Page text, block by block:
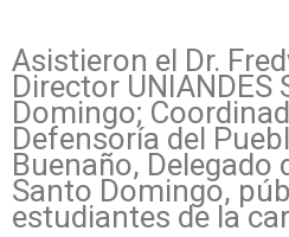
Asistieron el Dr.
Director UNIANDES
Domingo;
Defensoría del
Buenaño, Delegado
Santo Domingo,
estudiantes de la